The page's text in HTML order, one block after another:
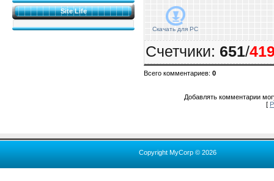
Site Life
Скачать для PC
Счетчики: 651/
Всего комментариев: 0
Добавлять комментарии
[
Copyright MyCorp © 2026